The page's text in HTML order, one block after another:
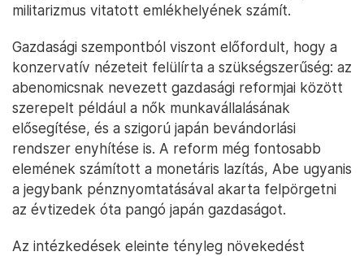
militarizmus vitatott emlékhelyének számít.
Gazdasági szempontból viszont előfordult, hogy a
konzervatív nézeteit felülírta a szükségszerűség: az
abenomicsnak nevezett gazdasági reformjai között
szerepelt például a nők munkavállalásának
elősegítése, és a szigorú japán bevándorlási
rendszer enyhítése is. A reform még fontosabb
elemének számított a monetáris lazítás, Abe ugyanis
a jegybank pénznyomtatásával akarta felpörgetni
az évtizedek óta pangó japán gazdaságot.
Az intézkedések eleinte tényleg növekedést